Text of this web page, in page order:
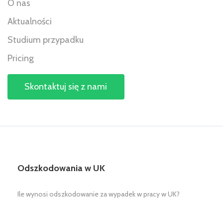
O nas
Aktualności
Studium przypadku
Pricing
Skontaktuj się z nami
Odszkodowania w UK
Ile wynosi odszkodowanie za wypadek w pracy w UK?